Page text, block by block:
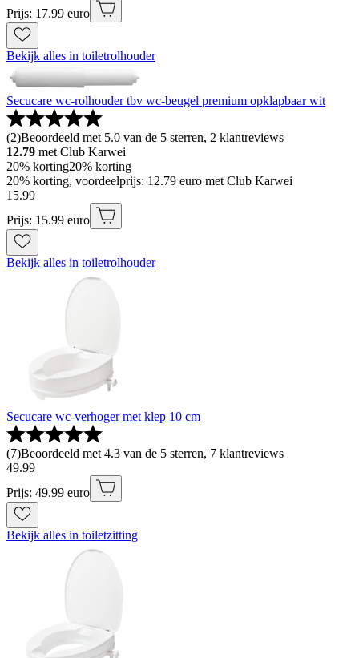
Prijs: 17.99 euro
Bekijk alles in toiletrolhouder
Secucare wc-rolhouder tbv wc-beugel premium opklapbaar wit
(2)Beoordeeld met 5.0 van de 5 sterren, 2 klantreviews
12.79 met Club Karwei
20% korting20% korting
20% korting, voordeelprijs: 12.79 euro met Club Karwei
15.99
Prijs: 15.99 euro
Bekijk alles in toiletrolhouder
Secucare wc-verhoger met klep 10 cm
(7)Beoordeeld met 4.3 van de 5 sterren, 7 klantreviews
49.99
Prijs: 49.99 euro
Bekijk alles in toiletzitting